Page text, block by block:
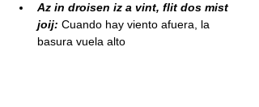
Az in droisen iz a vint, flit dos mist
joij: Cuando hay viento afuera, la
basura vuela alto